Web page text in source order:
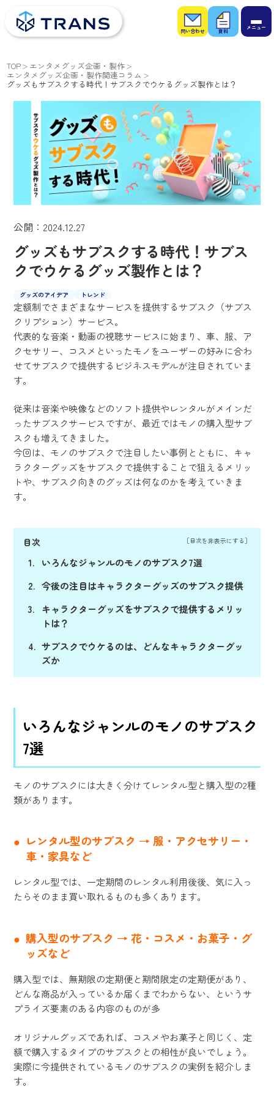
お問
い合
わせ
お役
立ち
資料
TOP エンタメグッズ企画・製作
エンタメグッズ企画・製作関連コラム
グッズもサブスクする時代！サブスクでウケるグッズ製作とは？
公開：2024.12.27
グッズもサブスクする時代！サブス
クでウケるグッズ製作とは？
グッズのアイデア トレンド
定額制でさまざまなサービスを提供するサブスク（サブス
クリプション）サービス。
代表的な音楽・動画の視聴サービスに始まり、車、服、ア
クセサリー、コスメといったモノをユーザーの好みに合わ
せてサブスクで提供するビジネスモデルが注目されていま
す。
従来は音楽や映像などのソフト提供やレンタルがメインだ
ったサブスクサービスですが、最近ではモノの購入型サブ
スクも増えてきました。
今回は、モノのサブスクで注目したい事例とともに、キャ
ラクターグッズをサブスクで提供することで狙えるメリッ
トや、サブスク向きのグッズは何なのかを考えていきま
す。
目次
いろんなジャンルのモノのサブスク7選
今後の注目はキャラクターグッズのサブスク提供
キャラクターグッズをサブスクで提供するメリッ
トは？
サブスクでウケるのは、どんなキャラクターグッ
ズか
いろんなジャンルのモノのサブスク
7選
モノのサブスクには大きく分けてレンタル型と購入型の2種
類があります。
レンタル型のサブスク → 服・アクセサリー・
車・家具など
レンタル型では、一定期間のレンタル利用後後、気に入っ
たらそのまま買い取れるものも多くあります。
購入型のサブスク → 花・コスメ・お菓子・グ
ッズなど
購入型では、無期限の定期便と期間限定の定期便があり、
どんな商品が入っているか届くまでわからない、というサ
プライズ要素のある内容のものが多
オリジナルグッズであれば、コスメやお菓子と同じく、定
額で購入するタイプのサブスクとの相性が良いでしょう。
実際に今提供されているモノのサブスクの実例を紹介しま
す。